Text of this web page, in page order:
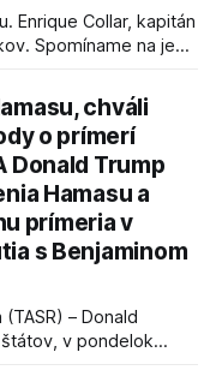
Enrique Collar, kapitán
Spomíname na jeho
chváli
o prímerí
Donald Trump
Hamasu a
prímeria v
s Benjaminom
– Donald
v pondelok